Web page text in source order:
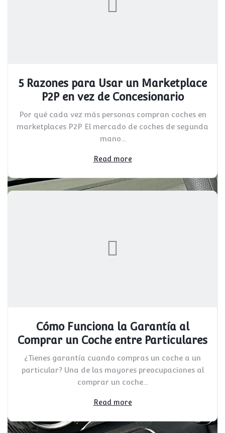
5 Razones para Usar un Marketplace
P2P en vez de Concesionario
Por qué cada vez más personas compran coches en
marketplaces P2P El mercado de coches de segunda
mano...
Read more
Cómo Funciona la Garantía al
Comprar un Coche entre Particulares
¿Tienes garantía cuando compras un coche a un
particular? Una de las mayores preocupaciones al
comprar un coche...
Read more